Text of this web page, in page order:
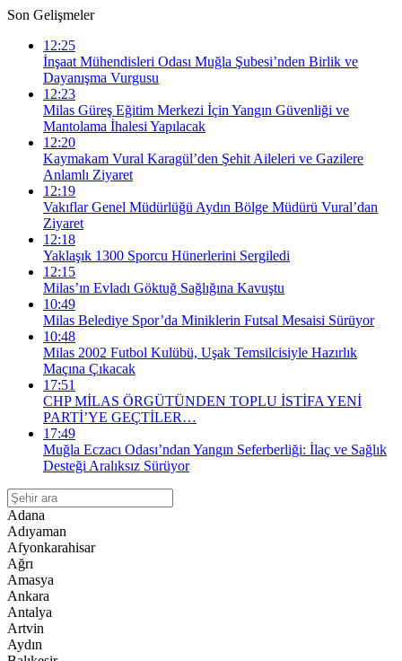
Son Gelişmeler
12:25
İnşaat Mühendisleri Odası Muğla Şubesi’nden Birlik ve
Dayanışma Vurgusu
12:23
Milas Güreş Eğitim Merkezi İçin Yangın Güvenliği ve
Mantolama İhalesi Yapılacak
12:20
Kaymakam Vural Karagül’den Şehit Aileleri ve Gazilere
Anlamlı Ziyaret
12:19
Vakıflar Genel Müdürlüğü Aydın Bölge Müdürü Vural’dan
Ziyaret
12:18
Yaklaşık 1300 Sporcu Hünerlerini Sergiledi
12:15
Milas’ın Evladı Göktuğ Sağlığına Kavuştu
10:49
Milas Belediye Spor’da Miniklerin Futsal Mesaisi Sürüyor
10:48
Milas 2002 Futbol Kulübü, Uşak Temsilcisiyle Hazırlık
Maçına Çıkacak
17:51
CHP MİLAS ÖRGÜTÜNDEN TOPLU İSTİFA YENİ
PARTİ’YE GEÇTİLER…
17:49
Muğla Eczacı Odası’ndan Yangın Seferberliği: İlaç ve Sağlık
Desteği Aralıksız Sürüyor
Adana
Adıyaman
Afyonkarahisar
Ağrı
Amasya
Ankara
Antalya
Artvin
Aydın